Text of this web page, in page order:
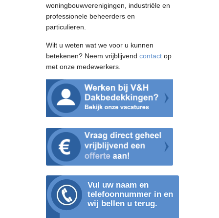
woningbouwverenigingen, industriële en
professionele beheerders en
particulieren.
Wilt u weten wat we voor u kunnen
betekenen? Neem vrijblijvend contact op
met onze medewerkers.
Vul uw naam en
telefoonnummer in en
wij bellen u terug.